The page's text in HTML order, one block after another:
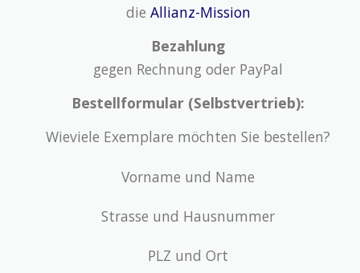
die Allianz-Mission
Bezahlung
gegen Rechnung oder PayPal
Bestellformular (Selbstvertrieb):
Wieviele Exemplare möchten Sie bestellen?
Vorname und Name
Strasse und Hausnummer
PLZ und Ort